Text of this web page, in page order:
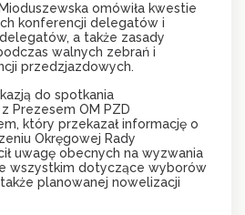
omówiła kwestie
konferencji delegatów i
a także zasady
walnych zebrań i
przedzjazdowych.
do spotkania
Prezesem OM PZD
który przekazał informację o
Okręgowej Rady
uwagę obecnych na wyzwania
wszystkim dotyczące wyborów
planowanej nowelizacji